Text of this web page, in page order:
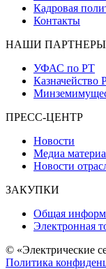
Кадровая
Контакты
НАШИ ПАРТНЕРЫ
УФАС по РТ
Казначейство
ПРЕСС-ЦЕНТР
Новости
Медиа
Новости
ЗАКУПКИ
Общая
Электронная
© «Электрические
Политика